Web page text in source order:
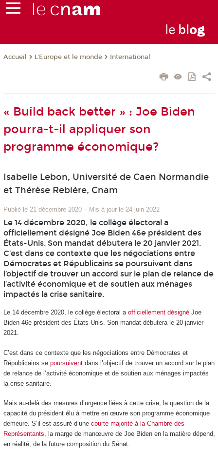
le blog
Accueil L'Europe et le monde International
« Build back better » : Joe Biden
pourra-t-il appliquer son
programme économique?
Isabelle Lebon, Université de Caen Normandie
et Thérèse Rebière, Cnam
Publié le 21 décembre 2020 – Mis à jour le 24 juin 2022
Le 14 décembre 2020, le collège électoral a
officiellement désigné Joe Biden 46e président des
États-Unis. Son mandat débutera le 20 janvier 2021.
C’est dans ce contexte que les négociations entre
Démocrates et Républicains se poursuivent dans
l’objectif de trouver un accord sur le plan de relance de
l’activité économique et de soutien aux ménages
impactés la crise sanitaire.
Le 14 décembre 2020, le collège électoral a officiellement désignéJoe
Biden 46eprésident des États-Unis. Son mandat débutera le 20 janvier
2021.
C’est dans ce contexte que les négociations entre Démocrates et
Républicains se poursuiventdans l’objectif de trouver un accord sur le plan
de relance de l’activité économique et de soutien aux ménages impactés
la crise sanitaire.
Mais au-delà des mesures d’urgence liées à cette crise, la question de la
capacité du président élu à mettre en œuvre son programme économique
demeure. S’il est assuré d’une courte majorité à la Chambre des
Représentants, la marge de manœuvre de Joe Biden en la matière dépend,
en réalité, de la future composition du Sénat.